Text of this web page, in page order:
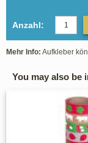
Anzahl:
Mehr Info: Aufkleber
You may also be